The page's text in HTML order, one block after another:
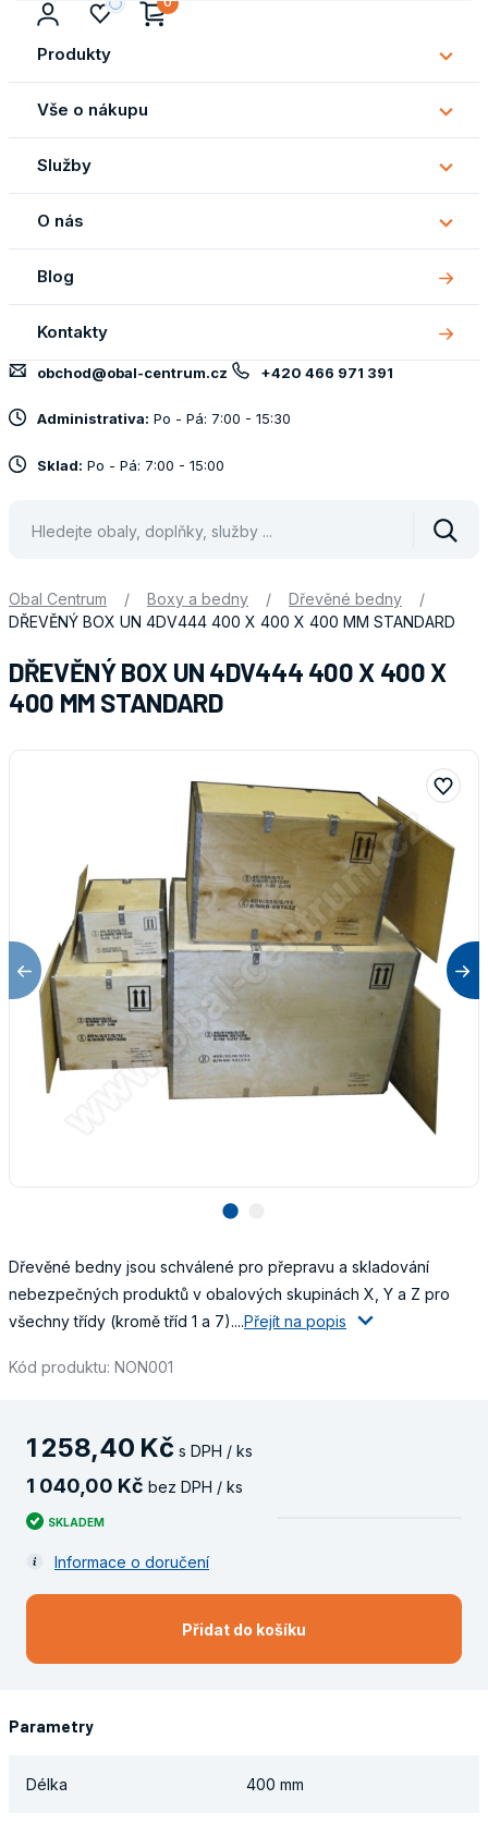
Produkty
Vše o nákupu
Vše
o
Služby
O nás
O
nás
Blog
Kontakty
obchod@obal-centrum.cz +420 466 971 391
Administrativa: Po - Pá: 7:00 - 15:30
Sklad: Po - Pá: 7:00 - 15:00
Obal Centrum / Boxy a bedny / Dřevěné bedny
/
DŘEVĚNÝ BOX UN 4DV444 400 X 400 X 400 MM STANDARD
DŘEVĚNÝ BOX UN 4DV444 400 X 400 X
400 MM STANDARD
lens
Dřevěné bedny jsou schválené pro přepravu a skladování
nebezpečných produktů v obalových skupinách X, Y a Z pro
všechny třídy (kromě tříd 1 a 7)....Přejít na popis
Kód produktu: NON001
1 258,40 Kč s DPH / ks
1 040 00 Kč bez DPH / ks
SKLADEM
Informace o doručení
Přidat do košíku
Parametry
Délka 400 mm